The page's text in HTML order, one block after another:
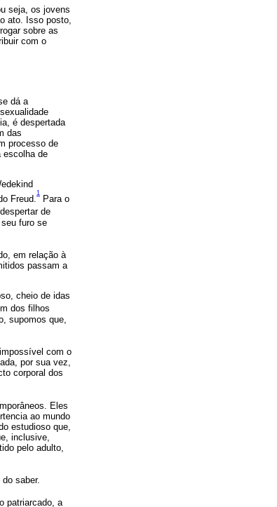
seja, os jovens
ato. Isso posto,
sobre as
com o
dá a
é despertada
das
processo de
escolha de
Freud.
1
Para o
de
furo se
em relação à
passam a
cheio de idas
dos filhos
supomos que,
com o
por sua vez,
corporal dos
Eles
ao mundo
estudioso que,
inclusive,
pelo adulto,
saber.
patriarcado, a